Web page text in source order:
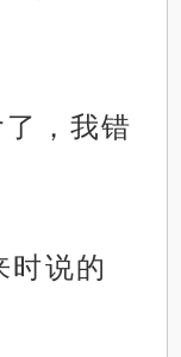
，我错
时说的